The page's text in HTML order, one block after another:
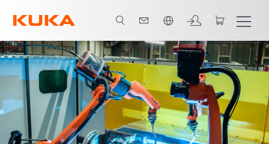
Minimera risken för fel Moduluppbyggd programvaruarkitektur Alla